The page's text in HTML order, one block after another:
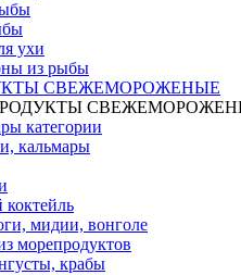
ухи
из рыбы
СВЕЖЕМОРОЖЕНЫЕ
категории
кальмары
мидии, вонголе
морепродуктов
крабы